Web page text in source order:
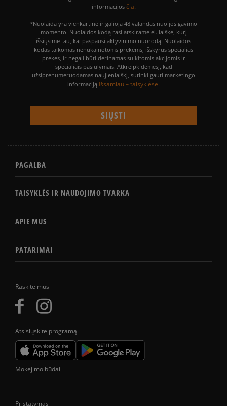
Raskite mus
Atsisiųskite programą
informacijos čia.
*Nuolaida yra vienkartinė ir galioja 48 valandas nuo jos gavimo
momento. Nuolaidos kodą rasi atskirame el. laiške, kurį
išsiųsime tau, kai paspausi aktyvinimo nuorodą. Nuolaidos
kodas taikomas nenukainotoms prekėms, išskyrus specialias
prekes, ir negali būti derinamas su kitomis akcijomis ir
specialiais pasiūlymais. Atkreipk dėmesį, kad
užsiprenumeruodamas naujienlaiškį, sutinki gauti marketingo
informaciją.Išsamiau – taisyklėse.
PAGALBA
TAISYKLĖS IR NAUDOJIMO TVARKA
APIE MUS
PATARIMAI
Mokėjimo būdai
Pristatymas